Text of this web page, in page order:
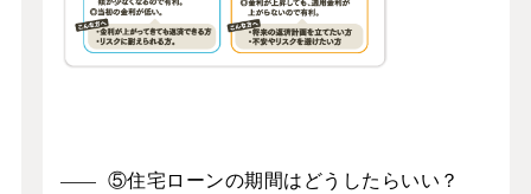
⑤住宅ローンの期間はどうしたらいい？